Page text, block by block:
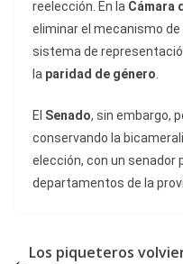
reelección. En la Cámara
eliminar el mecanismo
sistema de
la paridad de género
El Senado, sin embargo,
conservando la
elección, con un senador
departamentos de la
Los piqueteros